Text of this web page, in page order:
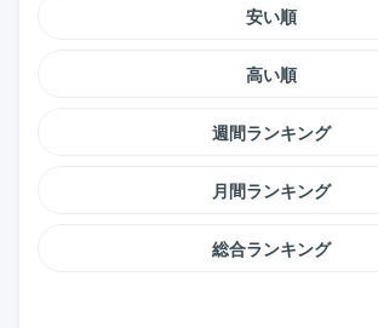
安い順
高い順
週間ランキング
月間ランキング
総合ランキング